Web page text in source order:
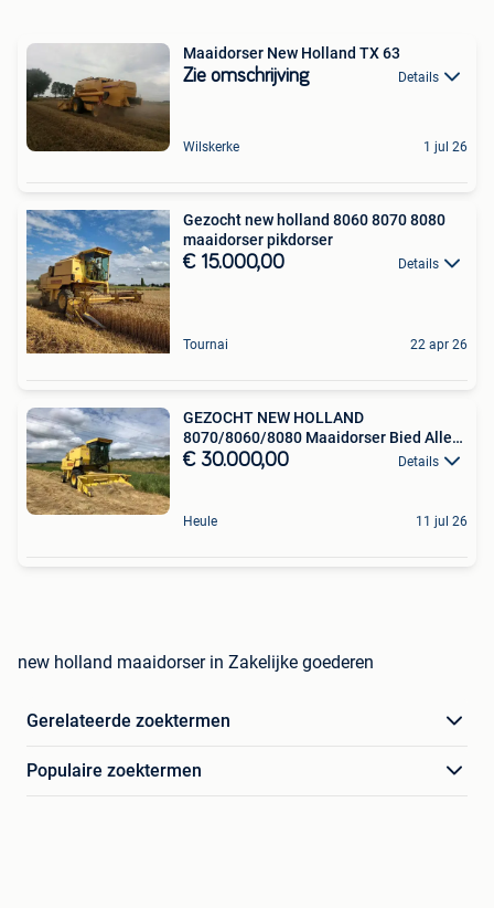
Maaidorser New Holland TX 63
Zie omschrijving Details
Wilskerke 1 jul 26
Gezocht new holland 8060 8070 8080
maaidorser pikdorser
€ 15.000,00 Details
Tournai 22 apr 26
GEZOCHT NEW HOLLAND
8070/8060/8080 Maaidorser Bied Alles
aan
€ 30.000,00 Details
Heule 11 jul 26
new holland maaidorser in Zakelijke goederen
Gerelateerde zoektermen
Populaire zoektermen